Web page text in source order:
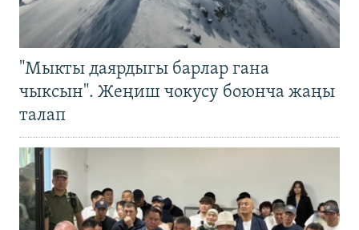
"Мыкты даярдыгы барлар гана
чыксын". Жеңиш чокусу боюнча жаңы
талап